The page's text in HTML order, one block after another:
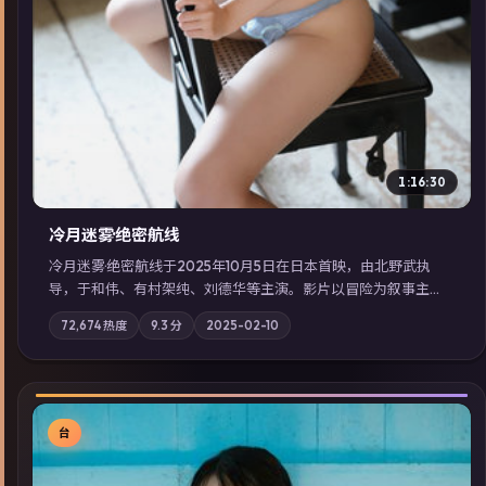
1:16:30
冷月迷雾·绝密航线
冷月迷雾·绝密航线于2025年10月5日在日本首映，由北野武执
导，于和伟、有村架纯、刘德华等主演。影片以冒险为叙事主
轴，记忆碎片重组后，主角发现自己从未活过“真实”的一天；摄
影与配乐强化地域气质；站内亦可通过「国产免费观看高清电视
剧在线看」延展检索同类型高分佳作，畅享高清在线追剧体验。
72,674热度 9.3 分 2025-02-10
台